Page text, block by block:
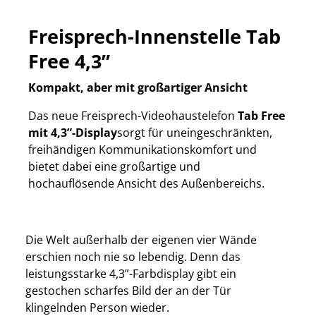
Freisprech-Innenstelle Tab
Free 4,3”
Kompakt, aber mit großartiger Ansicht
Das neue Freisprech-Videohaustelefon Tab Free
mit 4,3”-Displaysorgt für uneingeschränkten,
freihändigen Kommunikationskomfort und
bietet dabei eine großartige und
hochauflösende Ansicht des Außenbereichs.
Die Welt außerhalb der eigenen vier Wände
erschien noch nie so lebendig. Denn das
leistungsstarke 4,3”-Farbdisplay gibt ein
gestochen scharfes Bild der an der Tür
klingelnden Person wieder.